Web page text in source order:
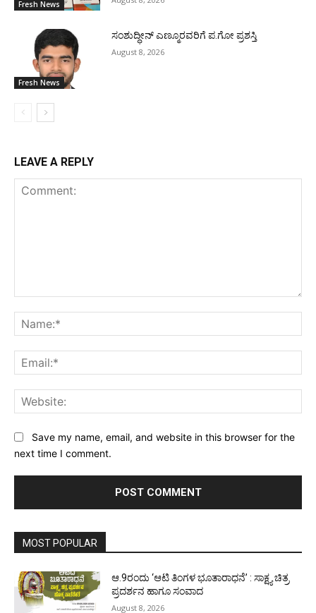
Fresh News
Fresh News
ಸಂಶುದ್ಧೀನ್ ಎಣ್ಮೂರವರಿಗೆ ಪ.ಗೋ ಪ್ರಶಸ್ತಿ
August 8, 2026
LEAVE A REPLY
Save my name, email, and website in this browser for the
next time I comment.
MOST POPULAR
ಆ.9ರಂದು ‘ಆಟಿ ತಿಂಗಳ ಭೂತಾರಾಧನೆ’ : ಸಾಕ್ಷ್ಯ ಚಿತ್ರ
ಪ್ರದರ್ಶನ ಹಾಗೂ ಸಂವಾದ
August 8, 2026